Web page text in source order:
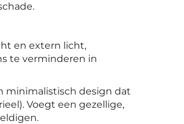
en extern licht,
te verminderen in
minimalistisch design dat
Voegt een gezellige,